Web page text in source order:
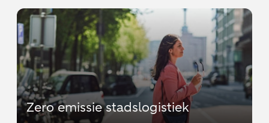
Zero emissie stadslogistiek